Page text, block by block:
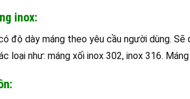
inox:
độ dày máng theo yêu cầu người dùng.
loại như: máng xối inox 302, inox 316.